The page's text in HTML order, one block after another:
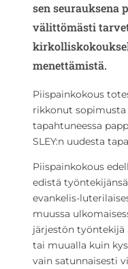
sen seurauksena
välittömästi
menettämistä.
Piispainkokous
rikkonut sopimusta
tapahtuneessa
SLEY:n uudesta
Piispainkokous
edistä
evankelis-
muussa
järjestön työntekijä
tai muualla kuin
vain satunnaisesti